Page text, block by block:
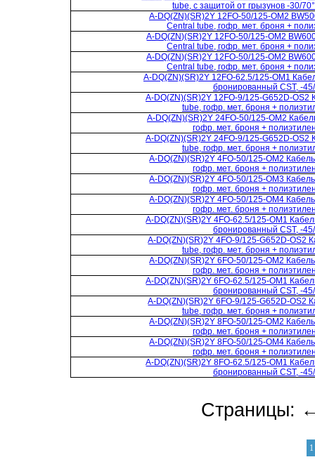
tube, с защитой от грызунов -30/
A-DQ(ZN)(SR)2Y 12FO-50/125-OM2
Central tube, гофр. мет. броня +
A-DQ(ZN)(SR)2Y 12FO-50/125-OM2
Central tube, гофр. мет. броня +
A-DQ(ZN)(SR)2Y 12FO-50/125-OM2
Central tube, гофр. мет. броня +
A-DQ(ZN)(SR)2Y 12FO-62.5/125-OM1
бронированный CST, -
A-DQ(ZN)(SR)2Y 12FO-9/125-G652D-
tube, гофр. мет. броня +
A-DQ(ZN)(SR)2Y 24FO-50/125-OM2
гофр. мет. броня +
A-DQ(ZN)(SR)2Y 24FO-9/125-G652D-
tube, гофр. мет. броня +
A-DQ(ZN)(SR)2Y 4FO-50/125-OM2
гофр. мет. броня +
A-DQ(ZN)(SR)2Y 4FO-50/125-OM3
гофр. мет. броня +
A-DQ(ZN)(SR)2Y 4FO-50/125-OM4
гофр. мет. броня +
A-DQ(ZN)(SR)2Y 4FO-62.5/125-OM1
бронированный CST, -
A-DQ(ZN)(SR)2Y 4FO-9/125-G652D-OS2
tube, гофр. мет. броня +
A-DQ(ZN)(SR)2Y 6FO-50/125-OM2
гофр. мет. броня +
A-DQ(ZN)(SR)2Y 6FO-62.5/125-OM1
бронированный CST, -
A-DQ(ZN)(SR)2Y 6FO-9/125-G652D-OS2
tube, гофр. мет. броня +
A-DQ(ZN)(SR)2Y 8FO-50/125-OM2
гофр. мет. броня +
A-DQ(ZN)(SR)2Y 8FO-50/125-OM4
гофр. мет. броня +
A-DQ(ZN)(SR)2Y 8FO-62.5/125-OM1
бронированный CST, -
Страницы:
1